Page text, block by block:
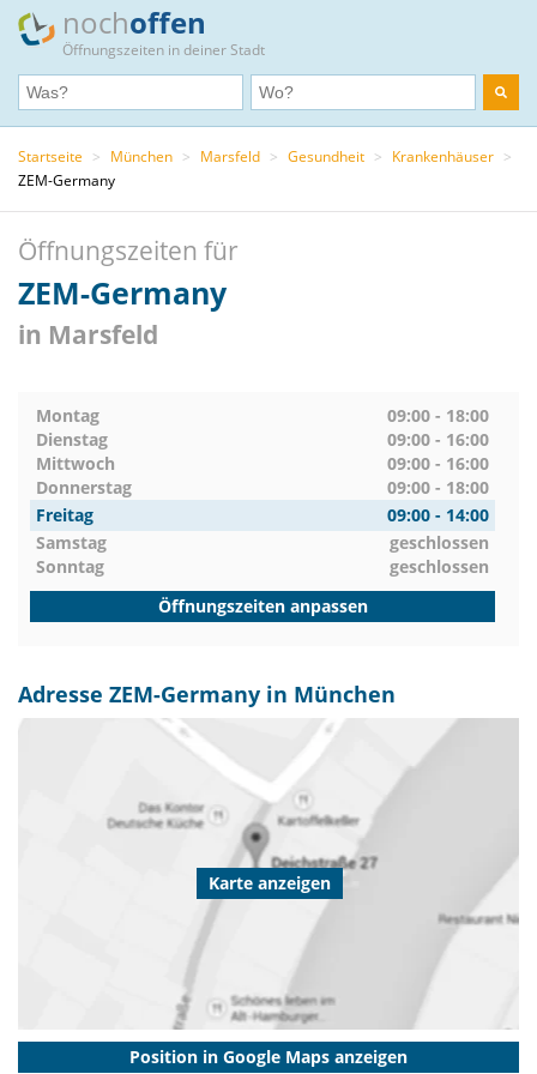
nochoffen
Öffnungszeiten in deiner Stadt
Startseite > München > Marsfeld > Gesundheit > Krankenhäuser >
ZEM-Germany
Öffnungszeiten für
ZEM-Germany
in Marsfeld
Montag
09:00 - 18:00
Dienstag
09:00 - 16:00
Mittwoch
09:00 - 16:00
Donnerstag
09:00 - 18:00
Freitag
09:00 - 14:00
Samstag
geschlossen
Sonntag
geschlossen
Öffnungszeiten anpassen
Adresse ZEM-Germany in München
Karte anzeigen
Position in Google Maps anzeigen